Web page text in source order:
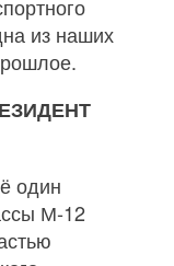
из наших
один
М‐12